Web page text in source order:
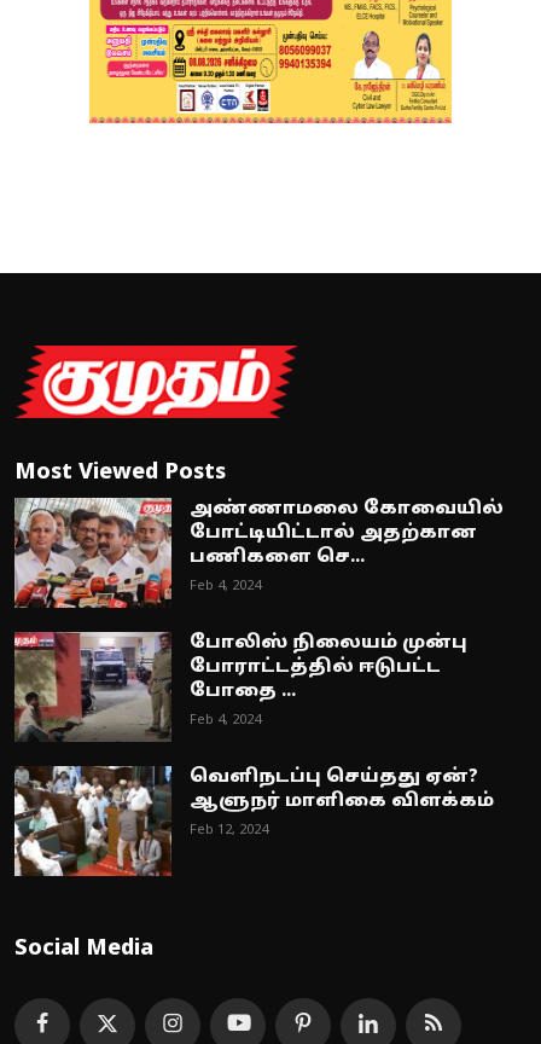
Most Viewed Posts
அண்ணாமலை கோவையில்
போட்டியிட்டால் அதற்கான
பணிகளை செ...
Feb 4, 2024
போலிஸ் நிலையம் முன்பு
போராட்டத்தில் ஈடுபட்ட
போதை ...
Feb 4, 2024
வெளிநடப்பு செய்தது ஏன்?
ஆளுநர் மாளிகை விளக்கம்
Feb 12, 2024
Social Media